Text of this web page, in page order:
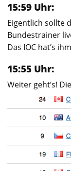
15:59 Uhr:
Eigentlich sollte
Bundestrainer
Das IOC hat’s
15:55 Uhr:
Weiter geht’s!